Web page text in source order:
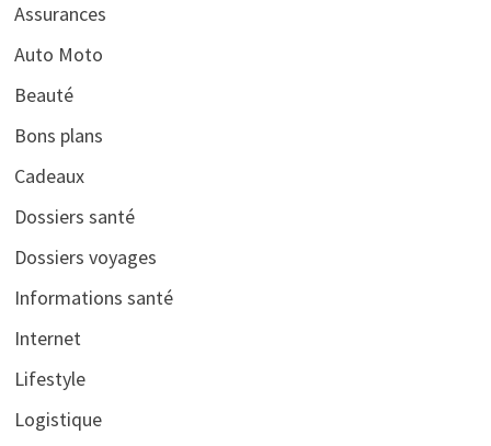
Assurances
Auto Moto
Beauté
Bons plans
Cadeaux
Dossiers santé
Dossiers voyages
Informations santé
Internet
Lifestyle
Logistique